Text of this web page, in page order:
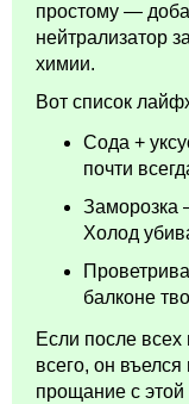
простому —
нейтрализатор
химии.
Вот список
Сода +
почти
Заморозка
Холод
балконе
Если после
всего, он въелся
прощание с этой